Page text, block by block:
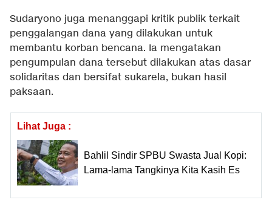
Sudaryono juga menanggapi kritik publik terkait
penggalangan dana yang dilakukan untuk
membantu korban bencana. Ia mengatakan
pengumpulan dana tersebut dilakukan atas dasar
solidaritas dan bersifat sukarela, bukan hasil
paksaan.
Lihat Juga :
Bahlil Sindir SPBU Swasta Jual Kopi:
Lama-lama Tangkinya Kita Kasih Es